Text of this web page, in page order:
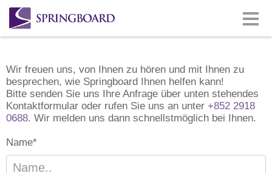
Wir freuen uns, von Ihnen zu hören und mit Ihnen zu
besprechen, wie Springboard Ihnen helfen kann!
Bitte senden Sie uns Ihre Anfrage über unten stehendes
Kontaktformular oder rufen Sie uns an unter +852 2918
0688. Wir melden uns dann schnellstmöglich bei Ihnen.
Name*